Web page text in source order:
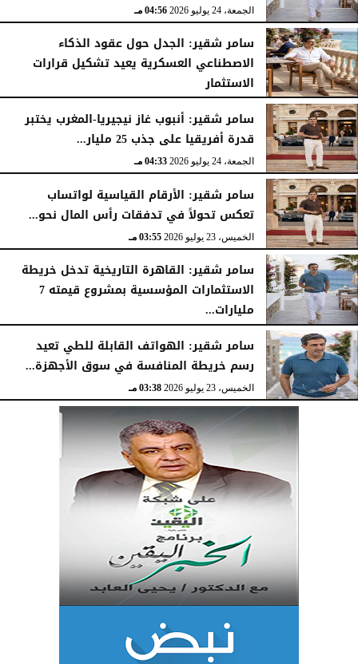
الجمعة، 24 يوليو 2026 04:56 مـ
سامر شقير: الجدل حول عقود الذكاء
الاصطناعي العسكرية يعيد تشكيل قرارات
الاستثمار
الجمعة، 24 يوليو 2026 04:45 مـ
سامر شقير: أنبوب غاز نيجيريا-المغرب يختبر
قدرة أفريقيا على جذب 25 مليار...
الجمعة، 24 يوليو 2026 04:33 مـ
سامر شقير: الأرقام القياسية لواتساب
تعكس تحولاً في تدفقات رأس المال نحو...
الخميس، 23 يوليو 2026 03:55 مـ
سامر شقير: القاهرة التاريخية تدخل خريطة
الاستثمارات المؤسسية بمشروع قيمته 7
مليارات...
الخميس، 23 يوليو 2026
سامر شقير: الهواتف القابلة للطي تعيد
رسم خريطة المنافسة في سوق الأجهزة...
الخميس، 23 يوليو 2026 03:38 مـ